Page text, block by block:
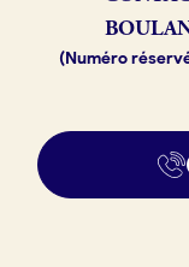
boulanger
Je découvre
adhérer à
France
(Numéro